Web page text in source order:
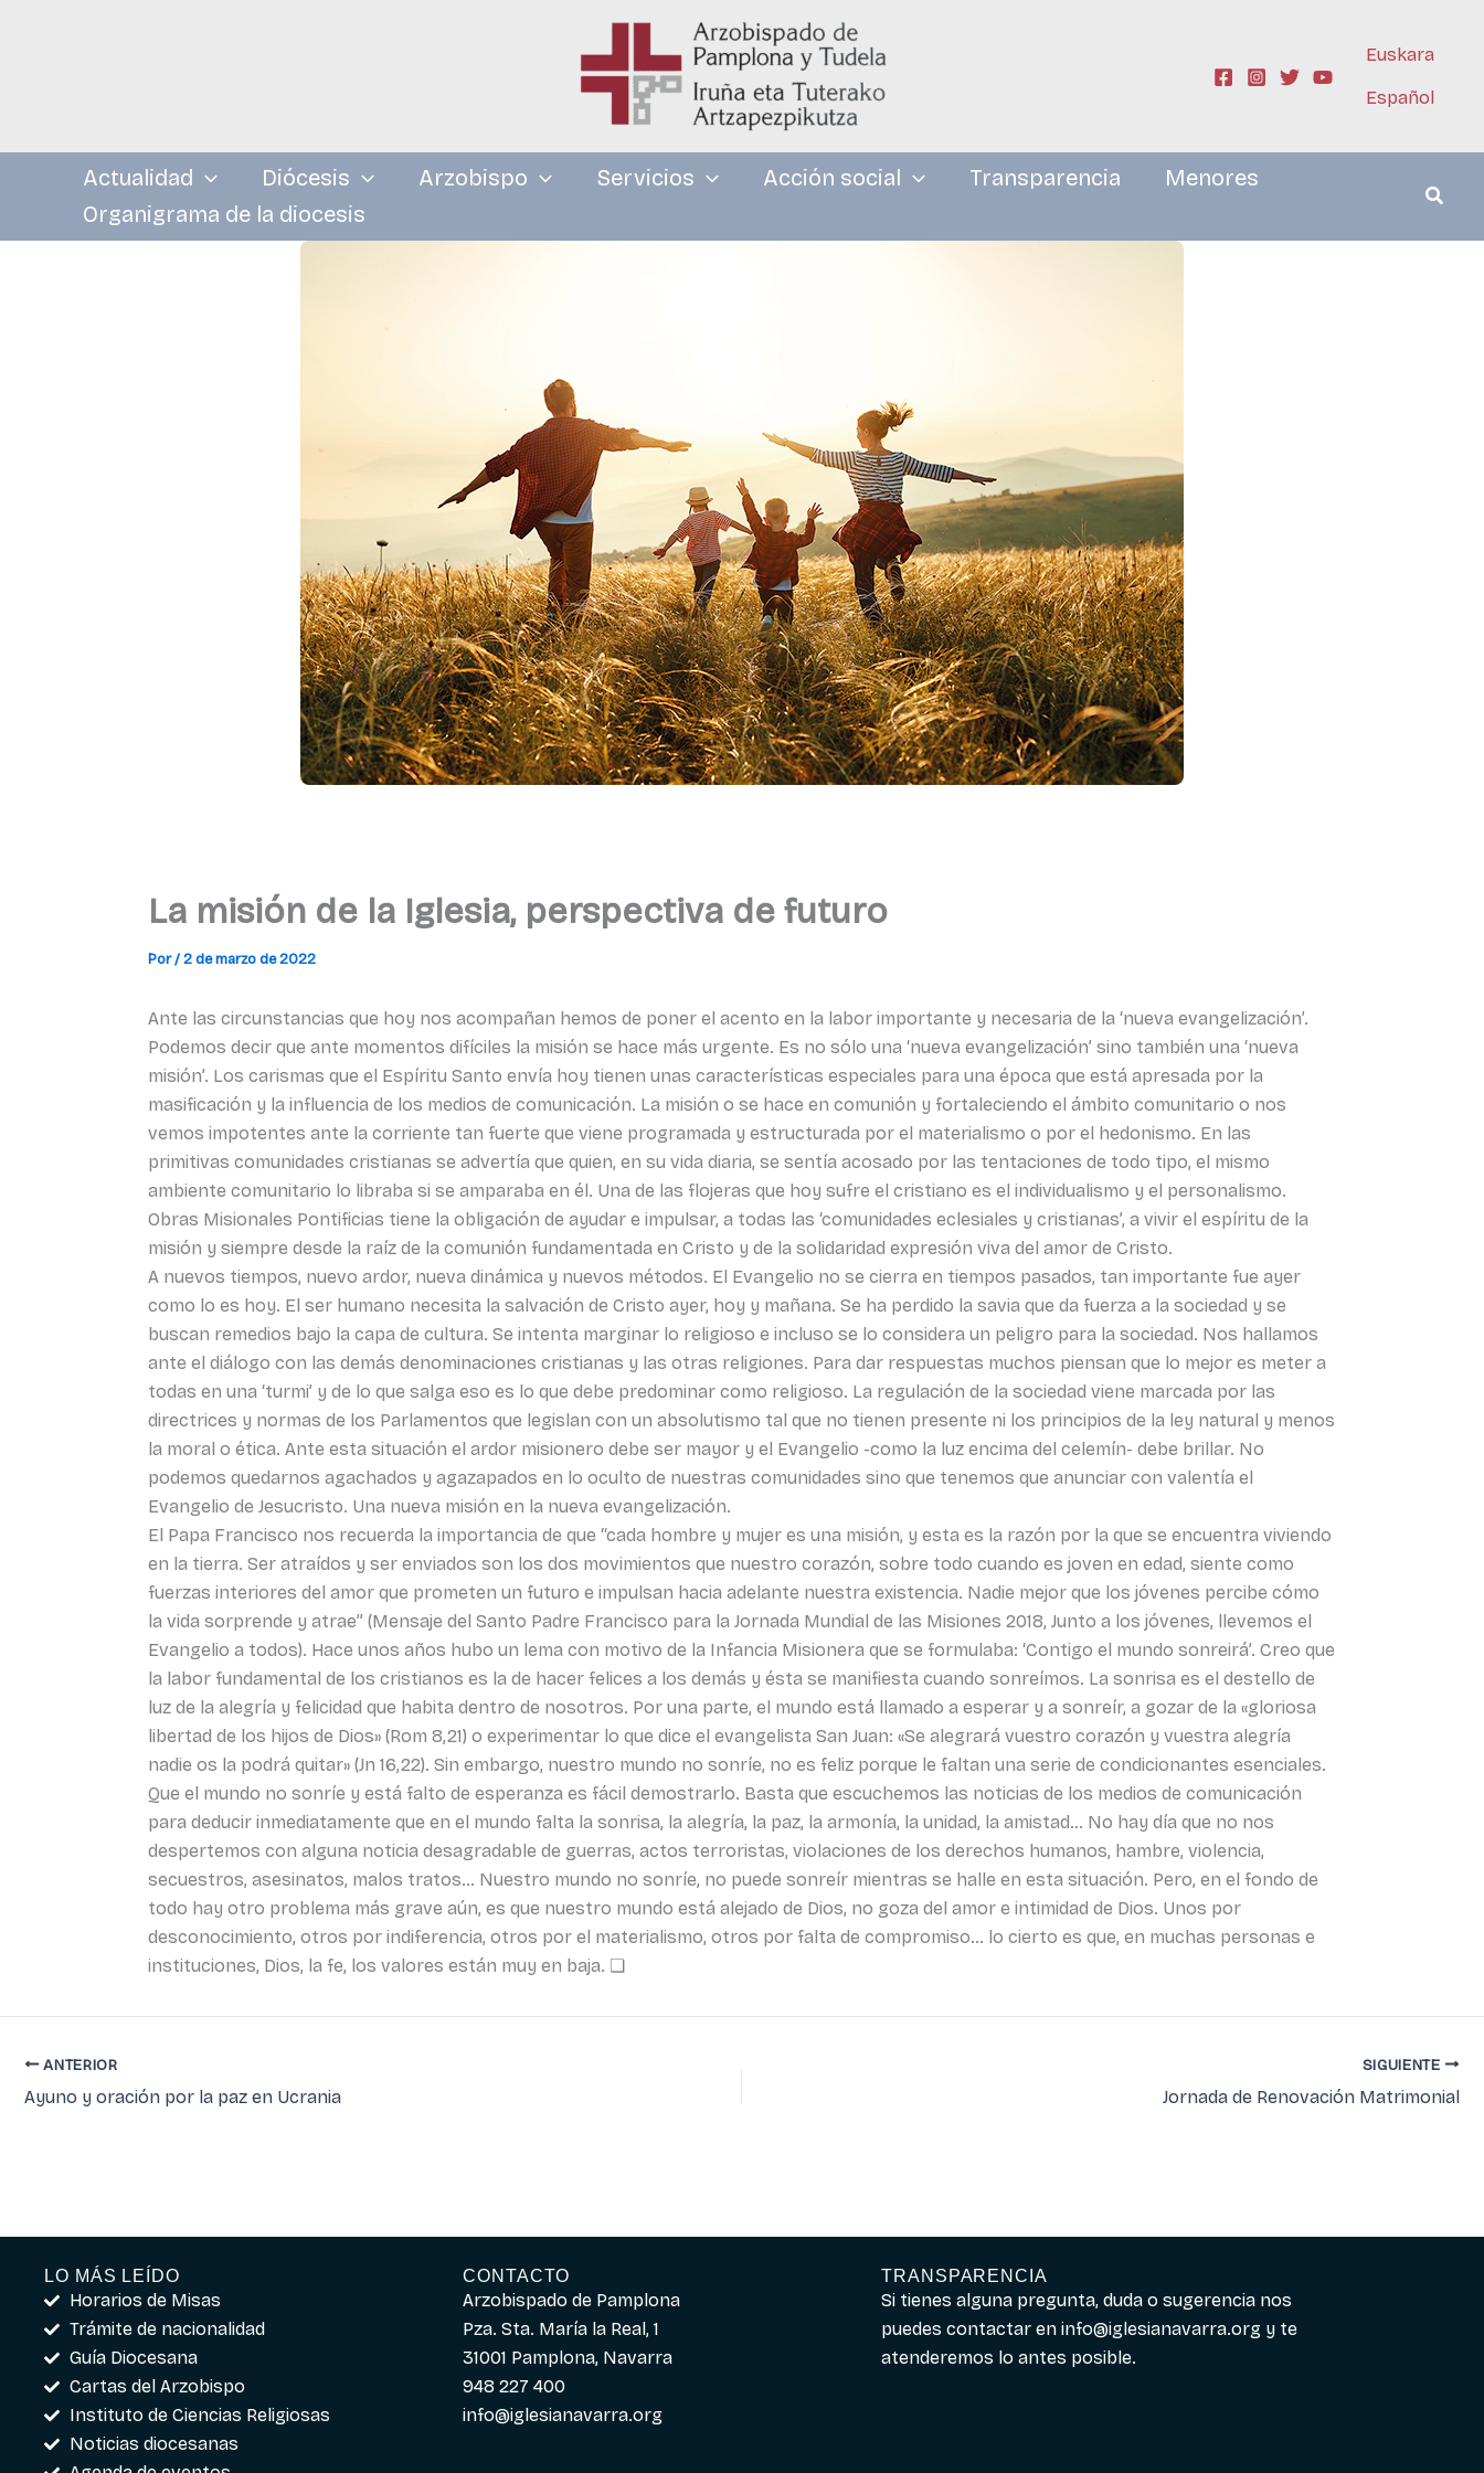
Euskara
Español
Actualidad Diócesis Arzobispo Servicios Acción social Transparencia
Menores
Organigrama de la diocesis
La misión de la Iglesia, perspectiva de futuro
Por/2 de marzo de 2022
Ante las circunstancias que hoy nos acompañan hemos de poner el acento en la labor importante y necesaria de la ‘nueva evangelización’.
Podemos decir que ante momentos difíciles la misión se hace más urgente. Es no sólo una ‘nueva evangelización’ sino también una ‘nueva
misión’. Los carismas que el Espíritu Santo envía hoy tienen unas características especiales para una época que está apresada por la
masificación y la influencia de los medios de comunicación. La misión o se hace en comunión y fortaleciendo el ámbito comunitario o nos
vemos impotentes ante la corriente tan fuerte que viene programada y estructurada por el materialismo o por el hedonismo. En las
primitivas comunidades cristianas se advertía que quien, en su vida diaria, se sentía acosado por las tentaciones de todo tipo, el mismo
ambiente comunitario lo libraba si se amparaba en él. Una de las flojeras que hoy sufre el cristiano es el individualismo y el personalismo.
Obras Misionales Pontificias tiene la obligación de ayudar e impulsar, a todas las ‘comunidades eclesiales y cristianas’, a vivir el espíritu de la
misión y siempre desde la raíz de la comunión fundamentada en Cristo y de la solidaridad expresión viva del amor de Cristo.
A nuevos tiempos, nuevo ardor, nueva dinámica y nuevos métodos. El Evangelio no se cierra en tiempos pasados, tan importante fue ayer
como lo es hoy. El ser humano necesita la salvación de Cristo ayer, hoy y mañana. Se ha perdido la savia que da fuerza a la sociedad y se
buscan remedios bajo la capa de cultura. Se intenta marginar lo religioso e incluso se lo considera un peligro para la sociedad. Nos hallamos
ante el diálogo con las demás denominaciones cristianas y las otras religiones. Para dar respuestas muchos piensan que lo mejor es meter a
todas en una ‘turmi’ y de lo que salga eso es lo que debe predominar como religioso. La regulación de la sociedad viene marcada por las
directrices y normas de los Parlamentos que legislan con un absolutismo tal que no tienen presente ni los principios de la ley natural y menos
la moral o ética. Ante esta situación el ardor misionero debe ser mayor y el Evangelio -como la luz encima del celemín- debe brillar. No
podemos quedarnos agachados y agazapados en lo oculto de nuestras comunidades sino que tenemos que anunciar con valentía el
Evangelio de Jesucristo. Una nueva misión en la nueva evangelización.
El Papa Francisco nos recuerda la importancia de que “cada hombre y mujer es una misión, y esta es la razón por la que se encuentra viviendo
en la tierra. Ser atraídos y ser enviados son los dos movimientos que nuestro corazón, sobre todo cuando es joven en edad, siente como
fuerzas interiores del amor que prometen un futuro e impulsan hacia adelante nuestra existencia. Nadie mejor que los jóvenes percibe cómo
la vida sorprende y atrae” (Mensaje del Santo Padre Francisco para la Jornada Mundial de las Misiones 2018, Junto a los jóvenes, llevemos el
Evangelio a todos). Hace unos años hubo un lema con motivo de la Infancia Misionera que se formulaba: ‘Contigo el mundo sonreirá’. Creo que
la labor fundamental de los cristianos es la de hacer felices a los demás y ésta se manifiesta cuando sonreímos. La sonrisa es el destello de
luz de la alegría y felicidad que habita dentro de nosotros. Por una parte, el mundo está llamado a esperar y a sonreír, a gozar de la «gloriosa
libertad de los hijos de Dios» (Rom 8,21) o experimentar lo que dice el evangelista San Juan: «Se alegrará vuestro corazón y vuestra alegría
nadie os la podrá quitar» (Jn 16,22). Sin embargo, nuestro mundo no sonríe, no es feliz porque le faltan una serie de condicionantes esenciales.
Que el mundo no sonríe y está falto de esperanza es fácil demostrarlo. Basta que escuchemos las noticias de los medios de comunicación
para deducir inmediatamente que en el mundo falta la sonrisa, la alegría, la paz, la armonía, la unidad, la amistad… No hay día que no nos
despertemos con alguna noticia desagradable de guerras, actos terroristas, violaciones de los derechos humanos, hambre, violencia,
secuestros, asesinatos, malos tratos… Nuestro mundo no sonríe, no puede sonreír mientras se halle en esta situación. Pero, en el fondo de
todo hay otro problema más grave aún, es que nuestro mundo está alejado de Dios, no goza del amor e intimidad de Dios. Unos por
desconocimiento, otros por indiferencia, otros por el materialismo, otros por falta de compromiso… lo cierto es que, en muchas personas e
instituciones, Dios, la fe, los valores están muy en baja. ❏
ANTERIOR
Ayuno y oración por la paz en Ucrania
SIGUIENTE
Jornada de Renovación Matrimonial
LO MÁS LEÍDO
Horarios de Misas
Trámite de nacionalidad
Guía Diocesana
Cartas del Arzobispo
Instituto de Ciencias Religiosas
Noticias diocesanas
CONTACTO
Arzobispado de Pamplona
Pza. Sta. María la Real, 1
31001 Pamplona, Navarra
948 227 400
info@iglesianavarra.org
TRANSPARENCIA
Si tienes alguna pregunta, duda o sugerencia nos
puedes contactar eninfo@iglesianavarra.org y te
atenderemos lo antes posible.